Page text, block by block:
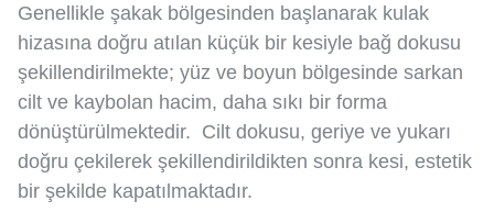
Genellikle şakak bölgesinden başlanarak kulak
hizasına doğru atılan küçük bir kesiyle bağ dokusu
şekillendirilmekte; yüz ve boyun bölgesinde sarkan
cilt ve kaybolan hacim, daha sıkı bir forma
dönüştürülmektedir. Cilt dokusu, geriye ve yukarı
doğru çekilerek şekillendirildikten sonra kesi, estetik
bir şekilde kapatılmaktadır.